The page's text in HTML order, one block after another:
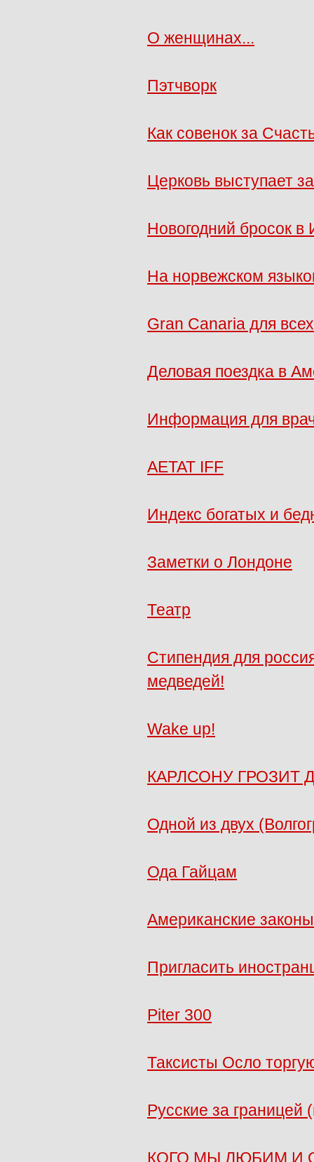
О женщинах...
Пэтчворк
Как совенок за
Церковь выступает
Новогодний бросок
На норвежском
Gran Canaria для
Деловая поездка в
Информация для
AETAT IFF
Индекс богатых и
Заметки о Лондоне
Театр
Стипендия для
медведей!
Wake up!
КАРЛСОНУ ГРОЗИТ
Одной из двух
Ода Гайцам
Американские законы
Пригласить
Piter 300
Таксисты Осло
Русские за границей
КОГО МЫ ЛЮБИМ И